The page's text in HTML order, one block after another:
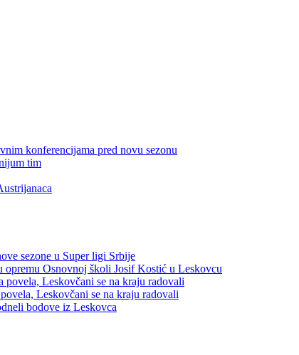
konferencijama pred novu sezonu
tim
sezone u Super ligi Srbije
Osnovnoj školi Josif Kostić u Leskovcu
Leskovčani se na kraju radovali
Leskovčani se na kraju radovali
bodove iz Leskovca